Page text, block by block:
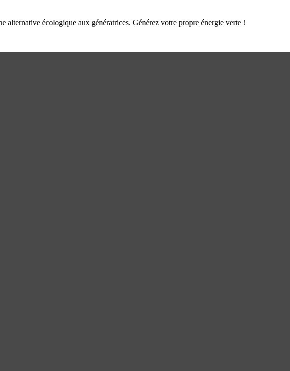
alternative écologique aux génératrices. Générez votre propre énergie verte !